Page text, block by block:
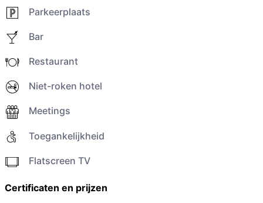
Parkeerplaats
Bar
Restaurant
Niet-roken hotel
Meetings
Toegankelijkheid
Flatscreen TV
Certificaten en prijzen